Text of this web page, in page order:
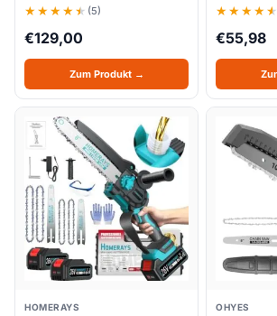
(5)
€129,00
Zum Produkt →
€55,98
HOMERAYS OHYES